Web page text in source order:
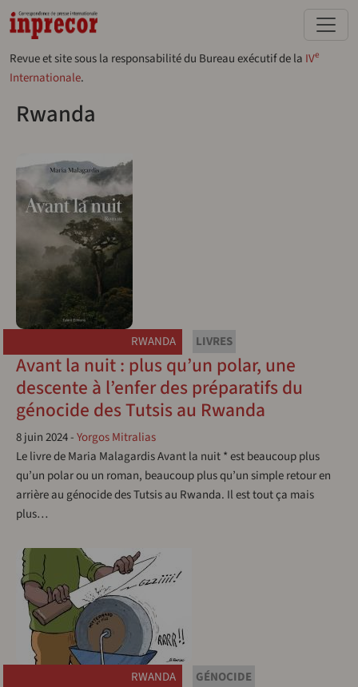
Aller au contenu principal
Revue et site sous la responsabilité du Bureau exécutif de la IVe
Internationale.
Rwanda
RWANDA LIVRES
Avant la nuit : plus qu’un polar, une
descente à l’enfer des préparatifs du
génocide des Tutsis au Rwanda
8 juin 2024-Yorgos Mitralias
Le livre de Maria Malagardis Avant la nuit * est beaucoup plus
qu’un polar ou un roman, beaucoup plus qu’un simple retour en
arrière au génocide des Tutsis au Rwanda. Il est tout ça mais
plus…
RWANDA GÉNOCIDE